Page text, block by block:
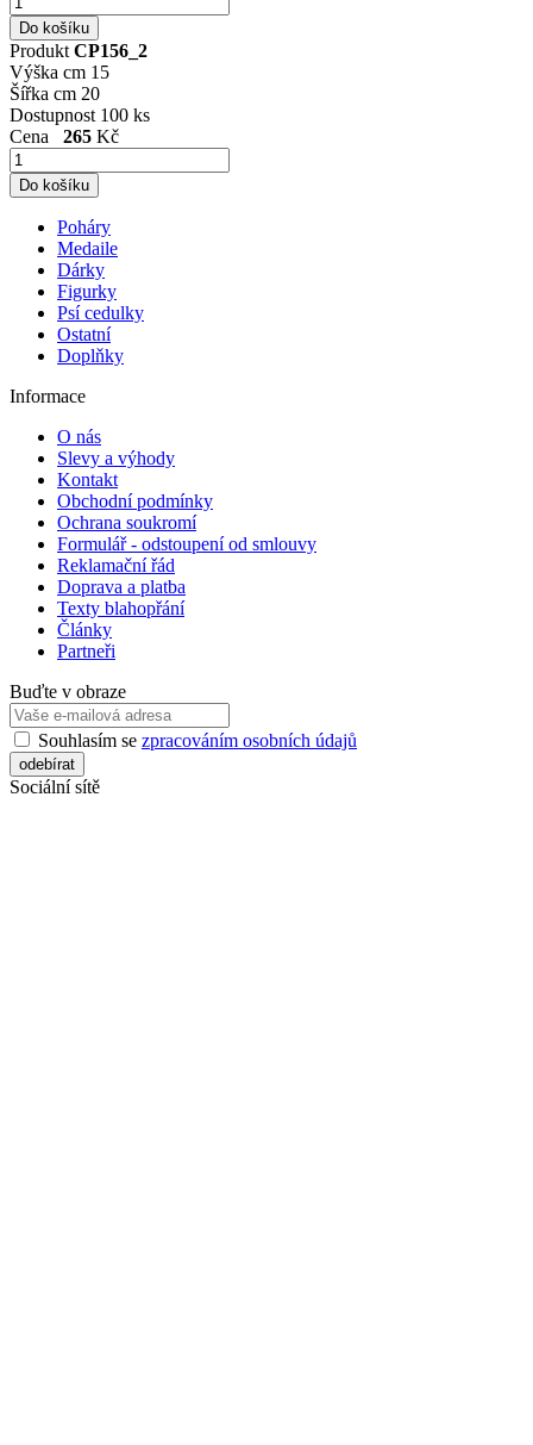
Produkt CP156_2
Výška cm 15
Šířka cm 20
Dostupnost 100 ks
Cena
265 Kč
Poháry
Medaile
Dárky
Figurky
Psí cedulky
Ostatní
Doplňky
Informace
O nás
Slevy a výhody
Kontakt
Obchodní podmínky
Ochrana soukromí
Formulář - odstoupení od smlouvy
Reklamační řád
Doprava a platba
Texty blahopřání
Články
Partneři
Buďte v obraze
Souhlasím se zpracováním osobních údajů
Sociální sítě